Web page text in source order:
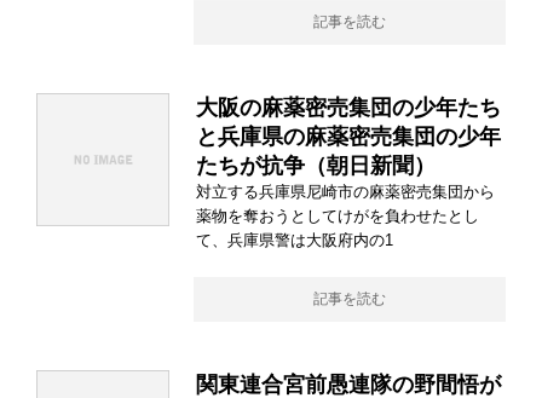
記事を読む
大阪の麻薬密売集団の少年たち
と兵庫県の麻薬密売集団の少年
たちが抗争（朝日新聞）
対立する兵庫県尼崎市の麻薬密売集団から
薬物を奪おうとしてけがを負わせたとし
て、兵庫県警は大阪府内の1
記事を読む
関東連合宮前愚連隊の野間悟が